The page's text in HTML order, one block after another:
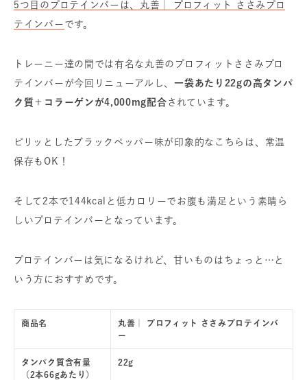
5つ目のプロテインバーは、丸善｜ プロフィット ささみプロ
テインバー です。
トレーニー達の間では有名な丸善のプロフィットささみプロ
テインバーが今回リニューアルし、一袋あたり22gの高タンパ
ク質＋コラーゲンが4,000mg配合 されています。
ピリッとしたブラックペッパー味が印象的なこちらは、常温
保存もOK！
そして2本で144kcalと低カロリーでお腹も満足という素晴ら
しいプロテインバーとなっています。
プロテインバーは気になるけれど、甘いものはちょっと…と
いう方におすすめです。
商品名
丸善｜ プロフィット ささみプロテインバ
ー
タンパク質含有量
（2本66gあたり）
22g